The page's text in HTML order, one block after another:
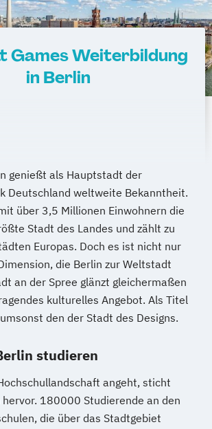
Games Weiterbildung
in Berlin
genießt als Hauptstadt der
Deutschland weltweite Bekanntheit.
über 3,5 Millionen Einwohnern die
Stadt des Landes und zählt zu
Europas. Doch es ist nicht nur
die Berlin zur Weltstadt
an der Spree glänzt gleichermaßen
kulturelles Angebot. Als Titel
den der Stadt des Designs.
studieren
angeht, sticht
180000 Studierende an den
die über das Stadtgebiet